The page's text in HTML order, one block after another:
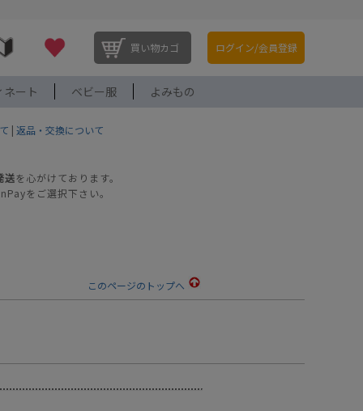
買い物カゴ ログイン/会員登録
ネート ベビー服 よみもの
| 返品・交換について
送を心がけております。
をご選択下さい。
このページのトップへ